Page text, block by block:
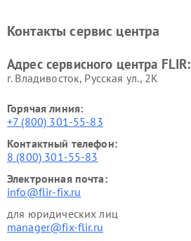
Контакты сервис центра
Адрес сервисного центра FLIR:
г. Владивосток, Русская ул., 2К
Горячая линия:
+7 (800) 301-55-83
Контактный телефон:
8 (800) 301-55-83
Электронная почта:
info@flir-fix.ru
для юридических лиц
manager@fix-flir.ru